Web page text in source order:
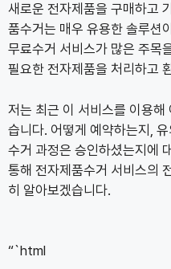
새로운 전자제품을 구매하고
품수거는 매우 유용한 솔루션
무료수거 서비스가 많은 주목
필요한 전자제품을 처리하고
저는 최근 이 서비스를 이용해
습니다. 어떻게 예약하는지,
수거 과정은 승인하셨는지에
통해 전자제품수거 서비스의
히 알아보겠습니다.
“`html